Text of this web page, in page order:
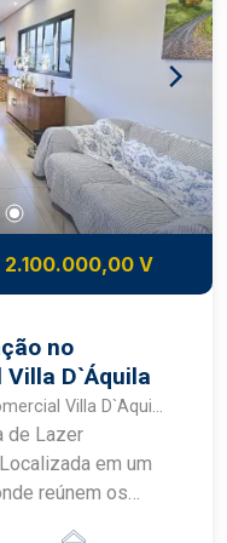
2.100.000,00 V
no
D`Áquila
Villa D`Aquila
de Lazer
reúnem os